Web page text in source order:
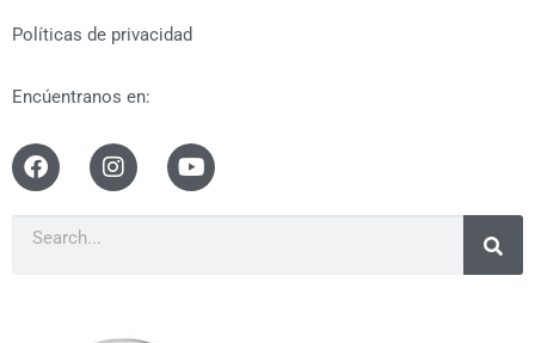
Políticas de privacidad
Encúentranos en: